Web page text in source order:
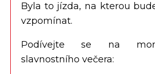
Byla to jízda, na kterou
vzpomínat.
Podívejte se na
slavnostního večera: